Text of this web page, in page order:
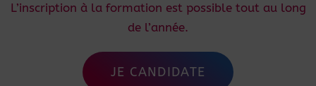
L’inscription à la formation est possible tout au long
de l’année.
JE CANDIDATE